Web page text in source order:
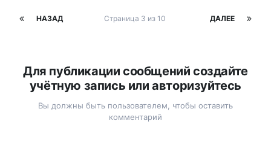
НАЗАД ДАЛЕЕ
Страница 3 из 10
Для публикации сообщений создайте
учётную запись или авторизуйтесь
Вы должны быть пользователем, чтобы оставить
комментарий